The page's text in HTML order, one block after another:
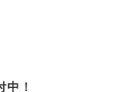
！